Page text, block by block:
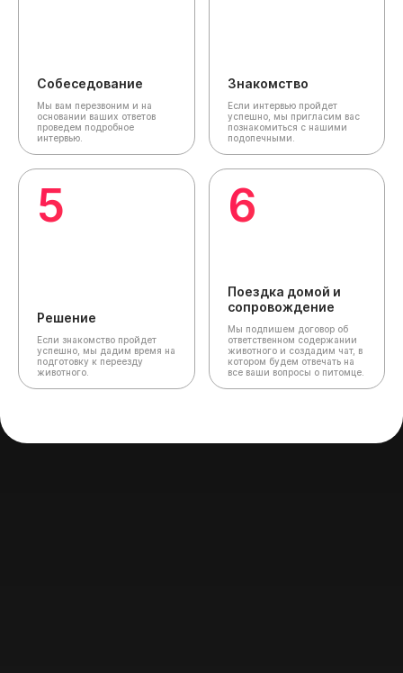
Собеседование
Мы вам перезвоним и на
основании ваших ответов
проведем подробное
интервью.
Знакомство
Если интервью пройдет
успешно, мы пригласим вас
познакомиться с нашими
подопечными.
5
Решение
Если знакомство пройдет
успешно, мы дадим время на
подготовку к переезду
животного.
6
Поездка домой и
сопровождение
Мы подпишем договор об
ответственном содержании
животного и создадим чат, в
котором будем отвечать на
все ваши вопросы о питомце.